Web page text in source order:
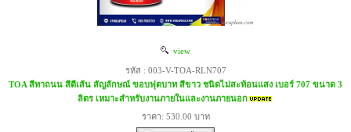
view
รหัส : 003-V-TOA-RLN707
TOA สีทาถนน สีตีเส้น สัญลักษณ์ ขอบฟุตบาท สีขาว ชนิดไม่สะท้อนแสง เบอร์ 707 ขนาด 3
ลิตร เหมาะสำหรับงานภายในและงานภายนอก
ราคา: 530.00 บาท